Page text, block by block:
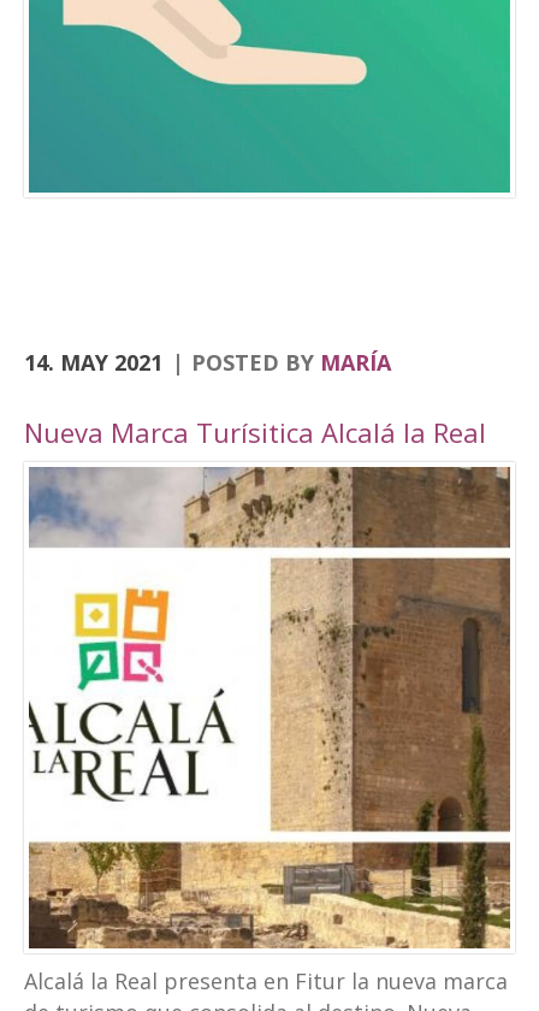
o el yacimiento de Domus Herculana, entre
otros. Incorpora la visita y entrada a la
Fortaleza de la Mota, con su Iglesia Abacial,
el apartado de senderismo, están previstas
14. MAY 2021 POSTED BY MARÍA
Nueva Marca Turísitica Alcalá la Real
Alcalá la Real presenta en Fitur la nueva marca